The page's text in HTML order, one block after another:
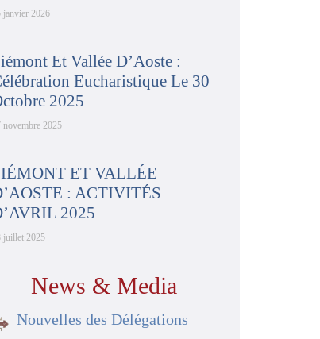
janvier 2026
Et Vallée D’Aoste :
Eucharistique Le 30
2025
novembre 2025
ET VALLÉE
: ACTIVITÉS
2025
juillet 2025
News & Media
Nouvelles des Délégations